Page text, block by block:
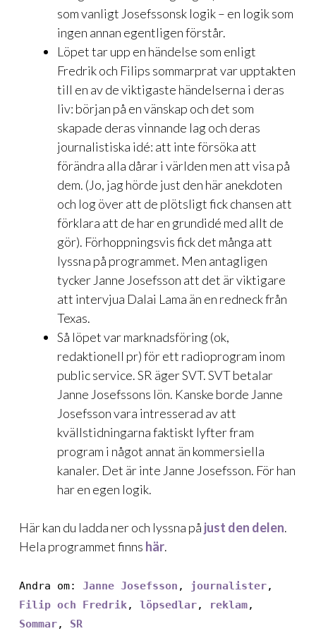
som vanligt Josefssonsk logik – en logik som
ingen annan egentligen förstår.
Löpet tar upp en händelse som enligt
Fredrik och Filips sommarprat var upptakten
till en av de viktigaste händelserna i deras
liv: början på en vänskap och det som
skapade deras vinnande lag och deras
journalistiska idé: att inte försöka att
förändra alla dårar i världen men att visa på
dem. (Jo, jag hörde just den här anekdoten
och log över att de plötsligt fick chansen att
förklara att de har en grundidé med allt de
gör). Förhoppningsvis fick det många att
lyssna på programmet. Men antagligen
tycker Janne Josefsson att det är viktigare
att intervjua Dalai Lama än en redneck från
Texas.
Så löpet var marknadsföring (ok,
redaktionell pr) för ett radioprogram inom
public service. SR äger SVT. SVT betalar
Janne Josefssons lön. Kanske borde Janne
Josefsson vara intresserad av att
kvällstidningarna faktiskt lyfter fram
program i något annat än kommersiella
kanaler. Det är inte Janne Josefsson. För han
har en egen logik.
Här kan du ladda ner och lyssna på just den delen.
Hela programmet finns här.
Andra om: Janne Josefsson , journalister,
Filip och Fredrik, löpsedlar, reklam,
Sommar, SR